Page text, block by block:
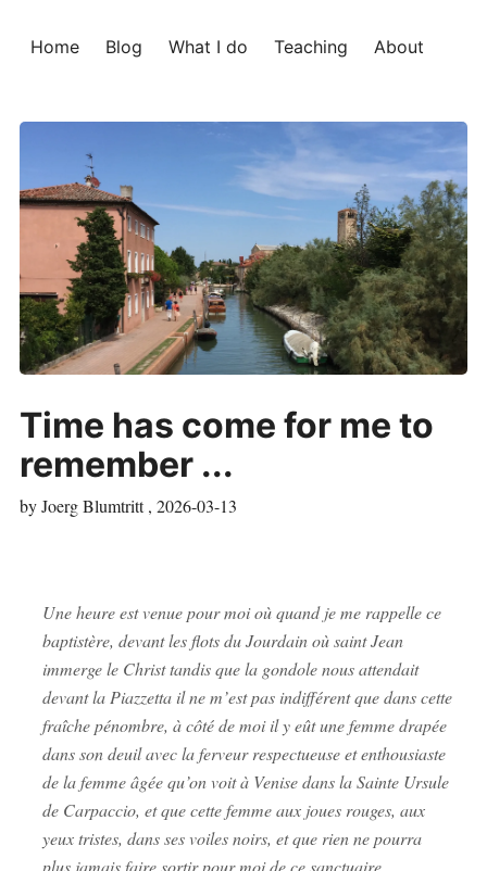
Home Blog What I do Teaching About
Time has come for me to
remember ...
by Joerg Blumtritt , 2026-03-13
Une heure est venue pour moi où quand je me rappelle ce
baptistère, devant les flots du Jourdain où saint Jean
immerge le Christ tandis que la gondole nous attendait
devant la Piazzetta il ne m’est pas indifférent que dans cette
fraîche pénombre, à côté de moi il y eût une femme drapée
dans son deuil avec la ferveur respectueuse et enthousiaste
de la femme âgée qu’on voit à Venise dans la Sainte Ursule
de Carpaccio, et que cette femme aux joues rouges, aux
yeux tristes, dans ses voiles noirs, et que rien ne pourra
plus jamais faire sortir pour moi de ce sanctuaire